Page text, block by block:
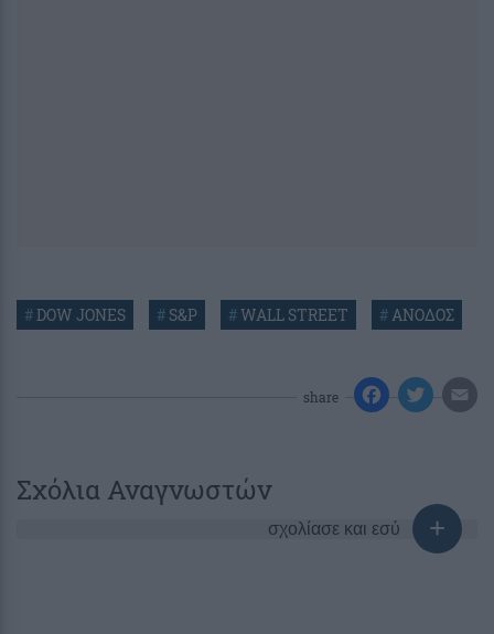
#DOW JONES # S&P #WALL STREET #ΑΝΟΔΟΣ
share
Σχόλια Αναγνωστών
σχολίασε και εσύ